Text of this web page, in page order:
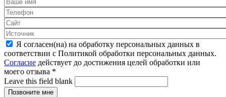
Я согласен(на) на обработку персональных данных в
соответствии с Политикой обработки персональных данных.
Согласие действует до достижения целей обработки или
моего отзыва *
Leave this field blank